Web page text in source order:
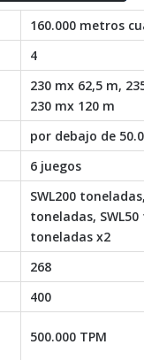
160.000 metros
4
230 mx 62,5 m,
230 mx 120 m
por debajo de
6 juegos
SWL200
toneladas,
toneladas x2
268
400
500.000 TPM